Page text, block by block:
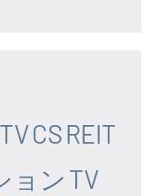
CSREIT
ョン TV